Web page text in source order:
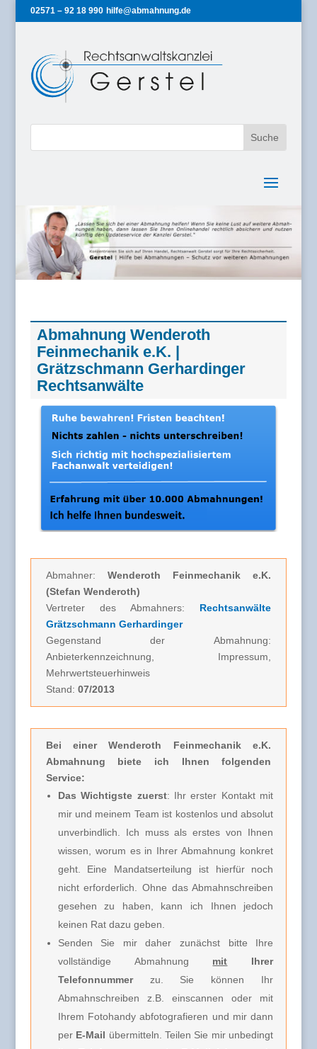
02571 – 92 18 990 hilfe@abmahnung.de
Abmahnung Wenderoth
Feinmechanik e.K. |
Grätzschmann Gerhardinger
Rechtsanwälte
Abmahner: Wenderoth Feinmechanik e.K.
(Stefan Wenderoth)
Vertreter des Abmahners: Rechtsanwälte
Grätzschmann Gerhardinger
Gegenstand der Abmahnung:
Anbieterkennzeichnung, Impressum,
Mehrwertsteuerhinweis
Stand: 07/2013
Bei einer Wenderoth Feinmechanik e.K.
Abmahnung biete ich Ihnen folgenden
Service:
Das Wichtigste zuerst: Ihr erster Kontakt mit
mir und meinem Team ist kostenlos und absolut
unverbindlich. Ich muss als erstes von Ihnen
wissen, worum es in Ihrer Abmahnung konkret
geht. Eine Mandatserteilung ist hierfür noch
nicht erforderlich. Ohne das Abmahnschreiben
gesehen zu haben, kann ich Ihnen jedoch
keinen Rat dazu geben.
Senden Sie mir daher zunächst bitte Ihre
vollständige Abmahnung mit Ihrer
Telefonnummerzu. Sie können Ihr
Abmahnschreiben z.B. einscannen oder mit
Ihrem Fotohandy abfotografieren und mir dann
per E-Mail übermitteln. Teilen Sie mir unbedingt